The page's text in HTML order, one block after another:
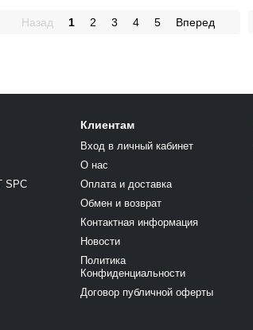
Назад 1 2 3 4 5 Вперед
SPC
Клиентам
Вход в личный кабинет
О нас
Оплата и доставка
Обмен и возврат
Контактная информация
Новости
Политика
Конфиденциальности
Договор публичной оферты